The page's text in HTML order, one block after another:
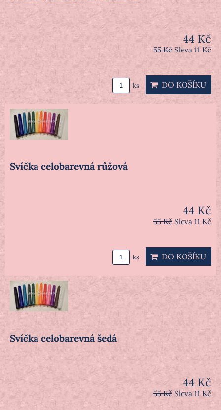
44 Kč
55 Kč Sleva 11 Kč
ks DO KOŠÍKU
Svíčka celobarevná růžová
44 Kč
55 Kč Sleva 11 Kč
ks DO KOŠÍKU
Svíčka celobarevná šedá
44 Kč
55 Kč Sleva 11 Kč